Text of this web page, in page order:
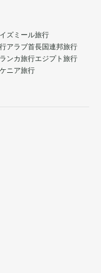
イズミール旅行
アラブ首長国連邦旅行
ンカ旅行エジプト旅行
ケニア旅行